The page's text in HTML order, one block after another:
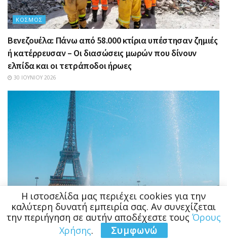
ΚΌΣΜΟΣ
Βενεζουέλα: Πάνω από 58.000 κτίρια υπέστησαν ζημιές
ή κατέρρευσαν – Οι διασώσεις μωρών που δίνουν
ελπίδα και οι τετράποδοι ήρωες
30 ΙΟΥΝΊΟΥ 2026
Η ιστοσελίδα μας περιέχει cookies για την
καλύτερη δυνατή εμπειρία σας. Αν συνεχίζεται
την περιήγηση σε αυτήν αποδέχεστε τους Όρους
Χρήσης. Συμφωνώ